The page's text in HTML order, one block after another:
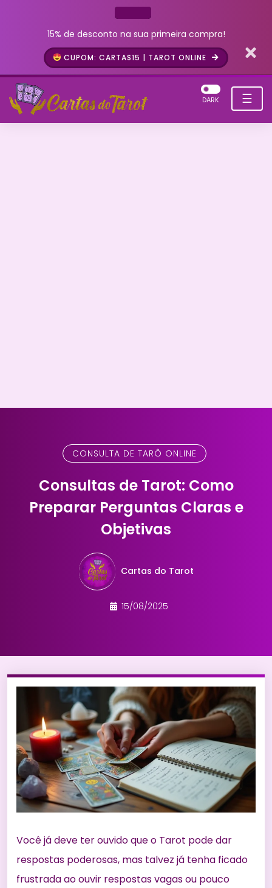
15% de desconto na sua primeira compra!
CUPOM: CARTAS15 | TAROT ONLINE
☰
DARK
CONSULTA DE TARÔ ONLINE
Consultas de Tarot: Como
Preparar Perguntas Claras e
Objetivas
Cartas do Tarot
15/08/2025
Você já deve ter ouvido que o Tarot pode dar
respostas poderosas, mas talvez já tenha ficado
frustrada ao ouvir respostas vagas ou pouco